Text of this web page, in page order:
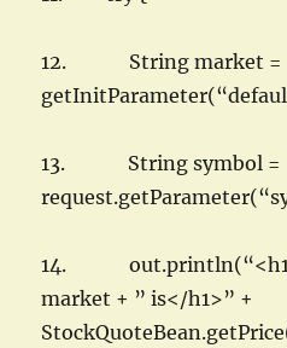
12. String market =
13. String symbol =
14.
market + ” is</h1>” +